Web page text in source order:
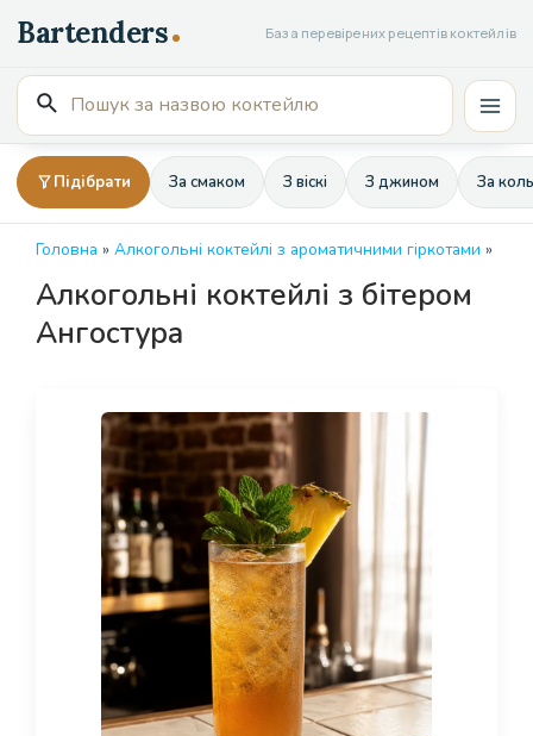
до
вмісту
База перевірених рецептів коктейлів
Пошук
для:
Підібрати За смаком З віскі З джином За
Головна » Алкогольні коктейлі з ароматичними гіркотами »
Алкогольні коктейлі з бітером
Ангостура